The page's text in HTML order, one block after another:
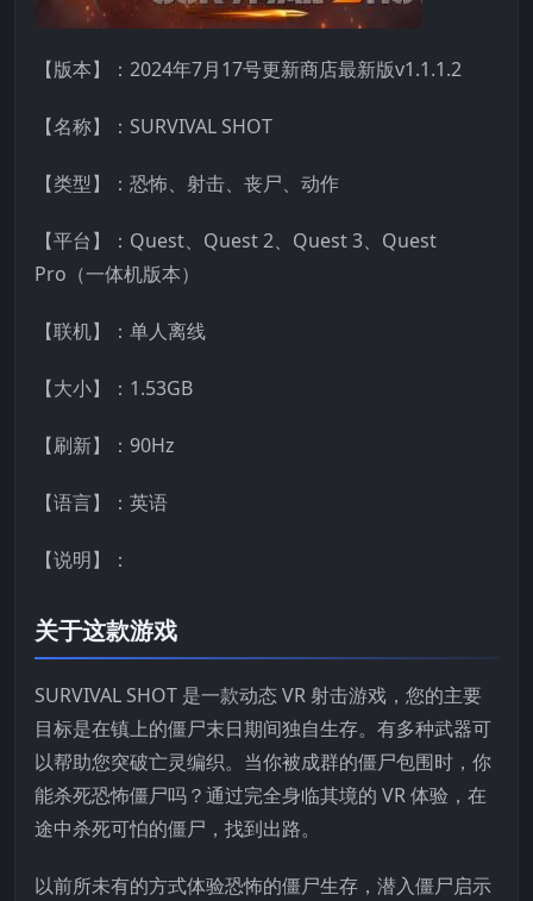
【版本】：2024年7月17号更新商店最新版v1.1.1.2
【名称】：SURVIVAL SHOT
【类型】：恐怖、射击、丧尸、动作
【平台】：Quest、Quest 2、Quest 3、Quest
Pro（一体机版本）
【联机】：单人离线
【大小】：1.53GB
【刷新】：90Hz
【语言】：英语
【说明】：
关于这款游戏
SURVIVAL SHOT 是一款动态 VR 射击游戏，您的主要
目标是在镇上的僵尸末日期间独自生存。有多种武器可
以帮助您突破亡灵编织。当你被成群的僵尸包围时，你
能杀死恐怖僵尸吗？通过完全身临其境的 VR 体验，在
途中杀死可怕的僵尸，找到出路。
以前所未有的方式体验恐怖的僵尸生存，潜入僵尸启示